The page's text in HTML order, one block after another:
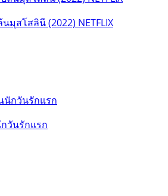
มุสโสลินี (2022) NETFLIX
วันรักแรก